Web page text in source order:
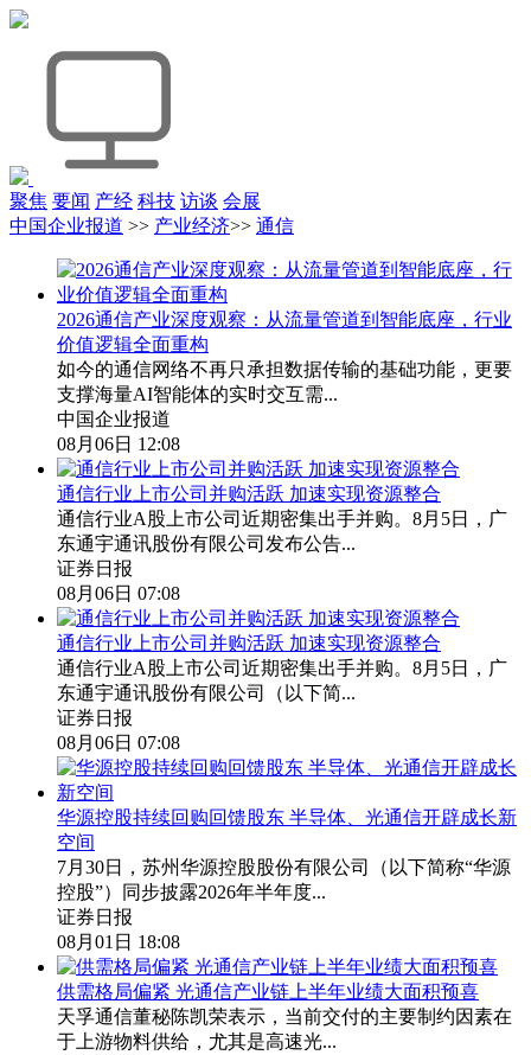
聚焦 要闻 产经 科技 访谈 会展
中国企业报道 >> 产业经济>> 通信
2026通信产业深度观察：从流量管道到智能底座，行业
价值逻辑全面重构
如今的通信网络不再只承担数据传输的基础功能，更要
支撑海量AI智能体的实时交互需...
中国企业报道
08月06日 12:08
通信行业上市公司并购活跃 加速实现资源整合
通信行业A股上市公司近期密集出手并购。8月5日，广
东通宇通讯股份有限公司发布公告...
证券日报
08月06日 07:08
通信行业上市公司并购活跃 加速实现资源整合
通信行业A股上市公司近期密集出手并购。8月5日，广
东通宇通讯股份有限公司（以下简...
证券日报
08月06日 07:08
华源控股持续回购回馈股东 半导体、光通信开辟成长新
空间
7月30日，苏州华源控股股份有限公司（以下简称“华源
控股”）同步披露2026年半年度...
证券日报
08月01日 18:08
供需格局偏紧 光通信产业链上半年业绩大面积预喜
天孚通信董秘陈凯荣表示，当前交付的主要制约因素在
于上游物料供给，尤其是高速光...